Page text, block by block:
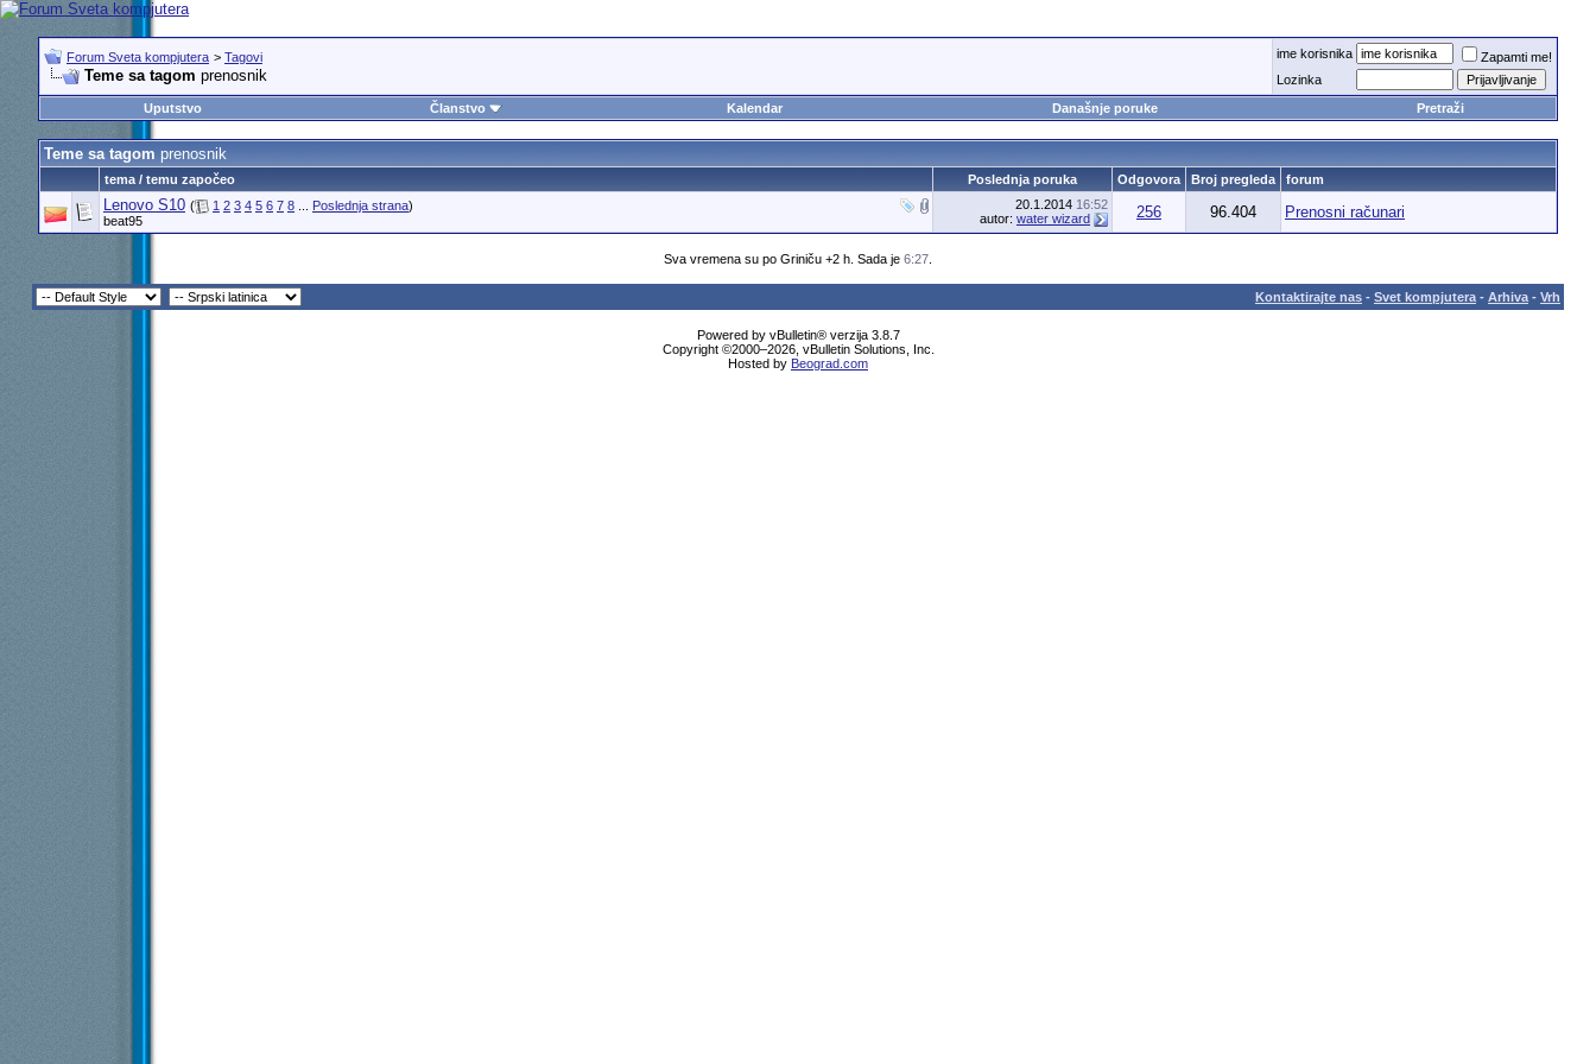
Forum Sveta kompjutera > Tagovi
Teme sa tagom prenosnik
ime korisnika
Zapamti me!
Lozinka
Uputstvo
Članstvo Kalendar Današnje poruke Pretraži
Teme sa tagom prenosnik
tema / temu započeo Poslednja poruka Odgovora Broj pregleda forum
Lenovo S10 ( 1 2 3 4 5 6 7 8... Poslednja strana)
beat95
20.1.2014 16:52
autor: water wizard 256 96.404 Prenosni računari
Sva vremena su po Griniču +2 h. Sada je 6:27.
Kontaktirajte nas - Svet kompjutera - Arhiva - Vrh
Powered by vBulletin® verzija 3.8.7
Copyright ©2000–2026, vBulletin Solutions, Inc.
Hosted by Beograd.com